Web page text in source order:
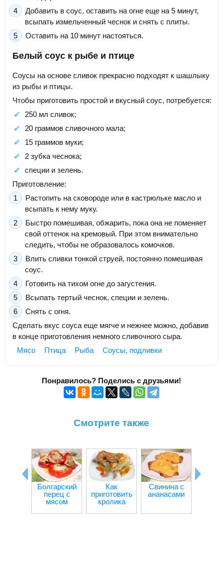
Добавить в соус, оставить на огне еще на 5 минут,
всыпать измельченный чеснок и снять с плиты.
Оставить на 10 минут настояться.
Белый соус к рыбе и птице
Соусы на основе сливок прекрасно подходят к шашлыку
из рыбы и птицы.
Чтобы приготовить простой и вкусный соус, потребуется:
250 мл сливок;
20 граммов сливочного мала;
15 граммов муки;
2 зубка чеснока;
специи и зелень.
Приготовление:
Растопить на сковороде или в кастрюльке масло и
всыпать к нему муку.
Быстро помешивая, обжарить, пока она не поменяет
свой оттенок на кремовый. При этом внимательно
следить, чтобы не образовалось комочков.
Влить сливки тонкой струей, постоянно помешивая
соус.
Готовить на тихом огне до загустения.
Всыпать тертый чеснок, специи и зелень.
Снять с огня.
Сделать вкус соуса еще мягче и нежнее можно, добавив
в конце приготовления немного сливочного сыра.
Мясо
Птица Рыба Соусы, подливки
Понравилось? Поделись с друзьями!
Смотрите также
Болгарский
перец с
мясом
Как
приготовить
кролика
Свинина с
ананасами